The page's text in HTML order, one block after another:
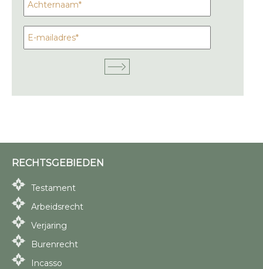
RECHTSGEBIEDEN
Testament
Arbeidsrecht
Verjaring
Burenrecht
Incasso